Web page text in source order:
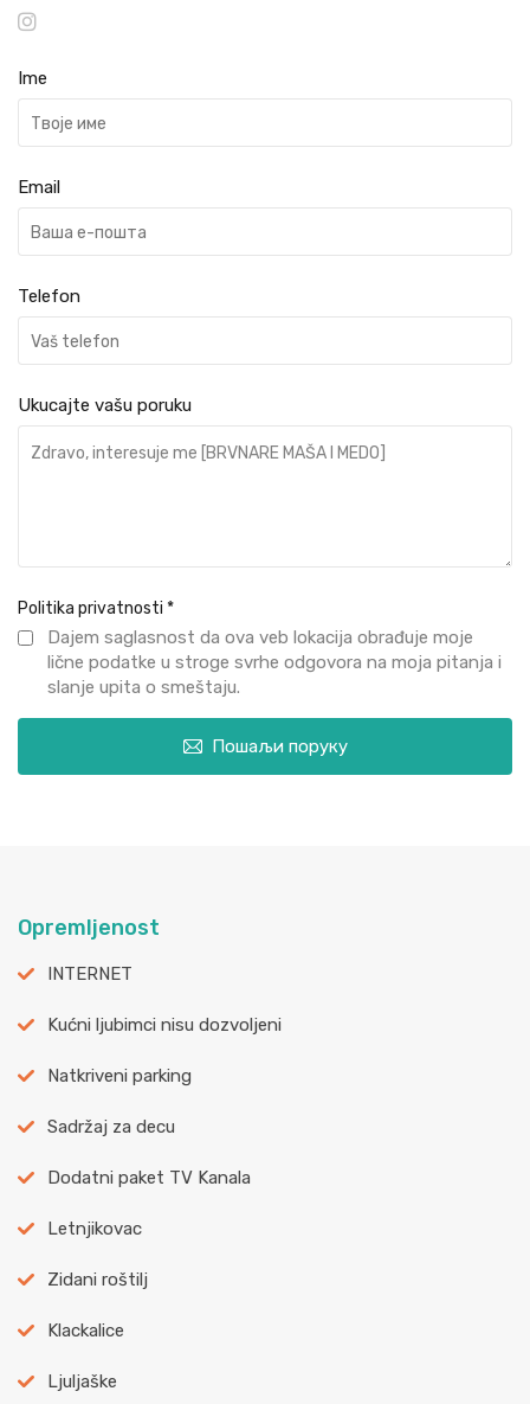
Ime
Email
Telefon
Ukucajte vašu poruku
Politika privatnosti *
Dajem saglasnost da ova veb lokacija obrađuje moje
lične podatke u stroge svrhe odgovora na moja pitanja i
slanje upita o smeštaju.
Пошаљи поруку
Opremljenost
INTERNET
Kućni ljubimci nisu dozvoljeni
Natkriveni parking
Sadržaj za decu
Dodatni paket TV Kanala
Letnjikovac
Zidani roštilj
Klackalice
Ljuljaške